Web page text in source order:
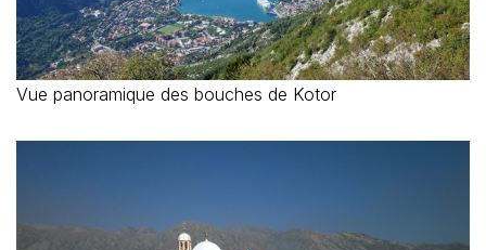
Vue panoramique des bouches de Kotor